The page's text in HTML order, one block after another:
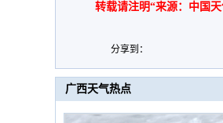
转载请注明“来源：中国天
分享到：
广西天气热点